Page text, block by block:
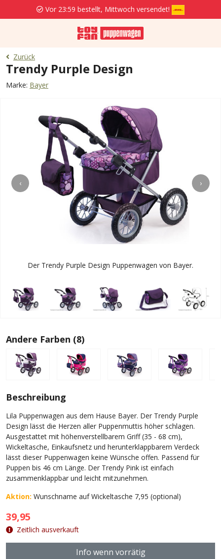
Vor 23:59 bestellt, Mittwoch versendet!
Zurück
Trendy Purple Design
Marke: Bayer
‹ ›
Der Trendy Purple Design Puppenwagen von Bayer.
Andere Farben (8)
Beschreibung
Lila Puppenwagen aus dem Hause Bayer. Der Trendy Purple
Design lässt die Herzen aller Puppenmuttis höher schlagen.
Ausgestattet mit höhenverstellbarem Griff (35 - 68 cm),
Wickeltasche, Einkaufsnetz und herunterklappbarem Verdeck
lässt dieser Puppenwagen keine Wünsche offen. Passend für
Puppen bis 46 cm Länge. Der Trendy Pink ist einfach
zusammenklappbar und leicht mitzunehmen.
Aktion: Wunschname auf Wickeltasche 7,95 (optional)
39,95
Zeitlich ausverkauft
Info wenn vorrätig